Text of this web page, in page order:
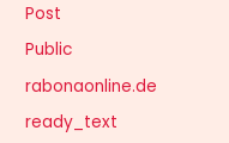
Post
Public
rabonaonline.de
ready_text